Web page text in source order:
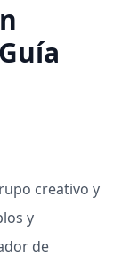
creativo y
y
de